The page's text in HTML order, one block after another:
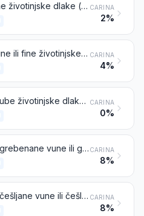
Pređa od fine životinjske dlake (grebenane ili češljane), nepripremljena u pakiranja za pojedinačnu prodaju CARINA
2%
Pređa od vune ili fine životinjske dlake, pripremljena u pakiranja za pojedinačnu prodaju CARINA
4%
Pređa od grube životinjske dlake ili konjske dlake (uključujući obavijenu pređu od konjske dlake), neovisno je li pripremljena u pakiranja za pojedinačnu prodaju ili ne CARINA
0%
Tkanine od grebenane vune ili grebenane fine životinjske dlake CARINA
8%
Tkanine od češljane vune ili češljane fine životinjske dlake CARINA
8%